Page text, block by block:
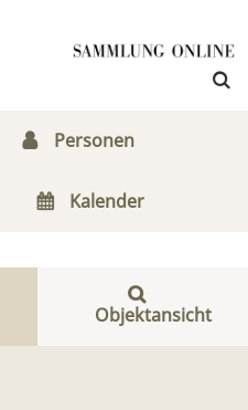
Personen
Kalender
Objektansicht